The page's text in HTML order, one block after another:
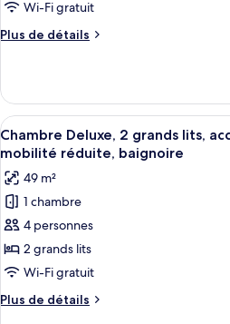
chambre :
2
grands
lits,
non-
fumeurs
Wi-Fi gratuit
Plus de détails
Plus
le
type
de
chambre
Deluxe,
2
grands
lits,
non-
Afficher
toutes
les
photos
pour
ce
type
de
chambre :
Chambre
4
Chambre Deluxe, 2 grands lits,
mobilité réduite, baignoire
49 m²
1 chambre
4 personnes
2 grands lits
Wi-Fi gratuit
Plus de détails
Plus